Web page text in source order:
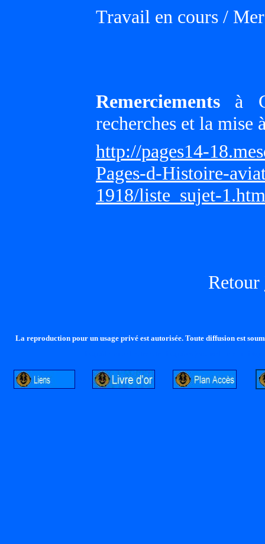
Travail en cours /
Remerciements à
recherches et la mise
http://pages14-
Pages-d-Histoire-
1918/liste_sujet-1.htm
Retour
La reproduction pour un usage privé est autorisée. Toute diffusion est